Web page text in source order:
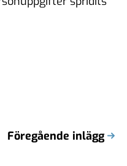
Föregående inlägg